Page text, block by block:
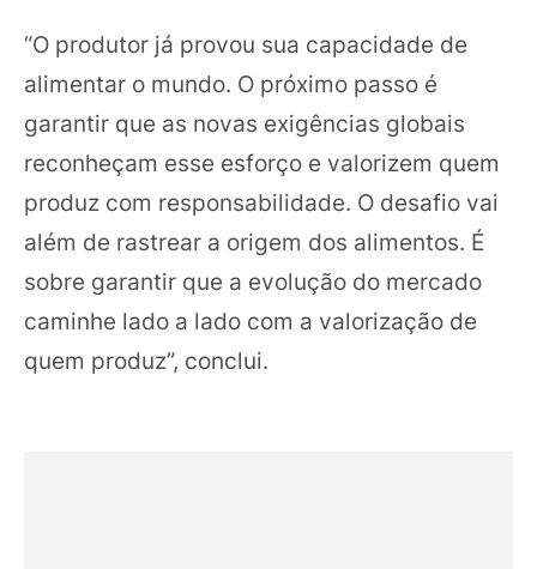
“O produtor já provou sua capacidade de
alimentar o mundo. O próximo passo é
garantir que as novas exigências globais
reconheçam esse esforço e valorizem quem
produz com responsabilidade. O desafio vai
além de rastrear a origem dos alimentos. É
sobre garantir que a evolução do mercado
caminhe lado a lado com a valorização de
quem produz”, conclui.